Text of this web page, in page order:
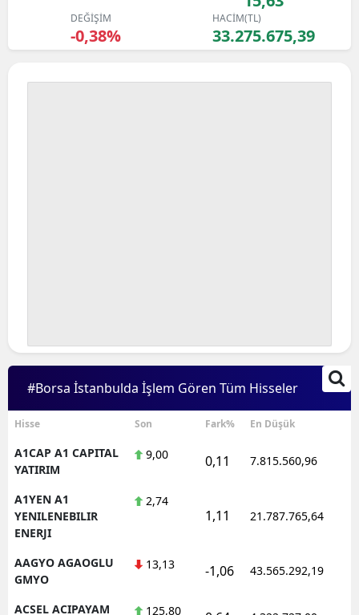
DEĞİŞİM
-0,38%
HACİM(TL)
33.275.675,39
#Borsa İstanbulda İşlem Gören Tüm Hisseler
Hisse Son Fark% En Düşük
A1CAP A1 CAPITAL
YATIRIM
9,00 0,11 7.815.560,96
A1YEN A1
YENILENEBILIR
ENERJI
2,74
1,11 21.787.765,64
AAGYO AGAOGLU
GMYO
13,13 -1,06 43.565.292,19
ACSEL ACIPAYAM
125,80